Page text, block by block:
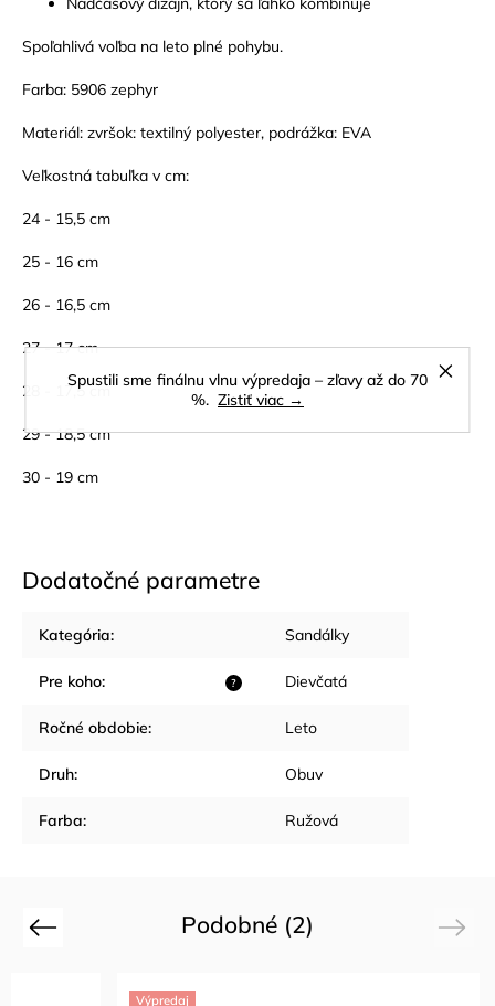
Spustili sme finálnu vlnu výpredaja – zľavy až do 70
%. Zistiť viac →
Spoľahlivá voľba na leto plné pohybu.
Farba: 5906 zephyr
Materiál: zvršok: textilný polyester, podrážka: EVA
Veľkostná tabuľka v cm:
24 - 15,5 cm
25 - 16 cm
26 - 16,5 cm
27 - 17 cm
28 - 17,5 cm
29 - 18,5 cm
30 - 19 cm
Dodatočné parametre
Kategória: Sandálky
?
Pre koho: Dievčatá
Ročné obdobie: Leto
Druh: Obuv
Farba: Ružová
Podobné (2)
Previous Next